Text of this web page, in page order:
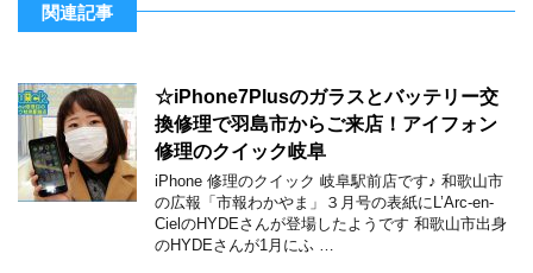
関連記事
☆iPhone7Plusのガラスとバッテリー交
換修理で羽島市からご来店！アイフォン
修理のクイック岐阜
iPhone 修理のクイック 岐阜駅前店です♪ 和歌山市
の広報「市報わかやま」３月号の表紙にL’Arc-en-
CielのHYDEさんが登場したようです 和歌山市出身
のHYDEさんが1月にふ …